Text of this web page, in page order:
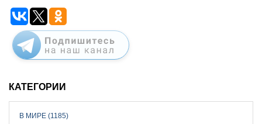
КАТЕГОРИИ
В МИРЕ (1185)